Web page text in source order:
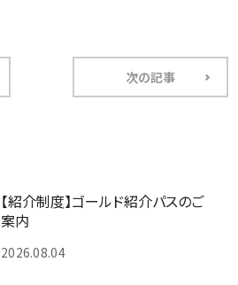
次の記事
【紹介制度】ゴールド紹介パスのご
案内
2026.08.04